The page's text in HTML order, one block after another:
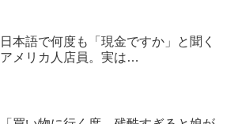
日本語で何度も「現金ですか」と聞く
アメリカ人店員。実は…